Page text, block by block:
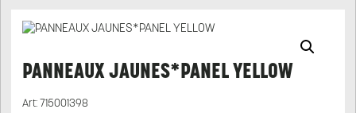
PANNEAUX JAUNES*PANEL YELLOW
Art:715001398